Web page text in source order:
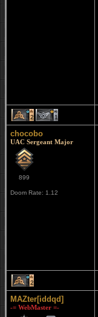
2 1
chocobo
UAC Sergeant Major
899
Doom Rate: 1.12
2
MAZter[iddqd]
-= WebMaster =-